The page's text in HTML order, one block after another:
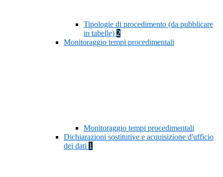
Tipologie di procedimento (da pubblicare
in tabelle) 2
Monitoraggio tempi procedimentali
Monitoraggio tempi procedimentali
Dichiarazioni sostitutive e acquisizione d'ufficio
dei dati 1